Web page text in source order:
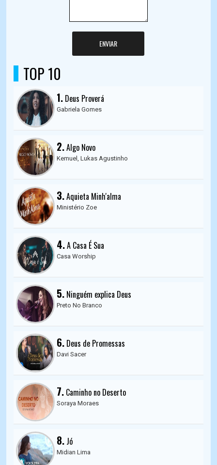
ENVIAR
TOP 10
1. Deus Proverá
Gabriela Gomes
2.Algo Novo
Kemuel, Lukas Agustinho
3.Aquieta Minh'alma
Ministério Zoe
4.A Casa É Sua
Casa Worship
5. Ninguém explica Deus
Preto No Branco
6. Deus de Promessas
Davi Sacer
7. Caminho no Deserto
Soraya Moraes
8. Jó
Midian Lima